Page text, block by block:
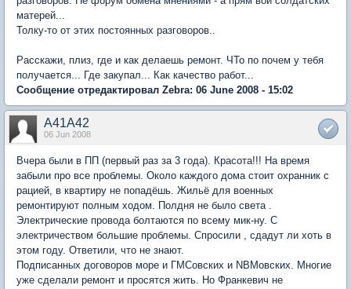
матерей...
Толку-то от этих постоянных разговоров..
Расскажи, плиз, где и как делаешь ремонт. ЧТо по почем у тебя
получается... Где закупал... Как качество работ...
Сообщение отредактировал Zebra: 06 June 2008 - 15:02
A41A42
06 Jun 2008
Вчера были в ПП (первый раз за 3 года). Красота!!! На время
забыли про все проблемы. Около каждого дома стоит охранник с
рацией, в квартиру не попадёшь. Жильё для военных
ремонтируют полным ходом. Полдня не было света .
Электрические провода болтаются по всему мик-ну. С
электричеством большие проблемы. Спросили , сдадут ли хоть в
этом году. Ответили, что не знают.
Подписанных договоров море и ГМСовских и NBMовских. Многие
уже сделали ремонт и просятся жить. Но Франкевич не